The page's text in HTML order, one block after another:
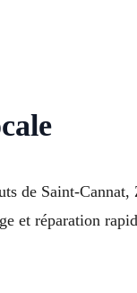
de Saint-Cannat,
et réparation